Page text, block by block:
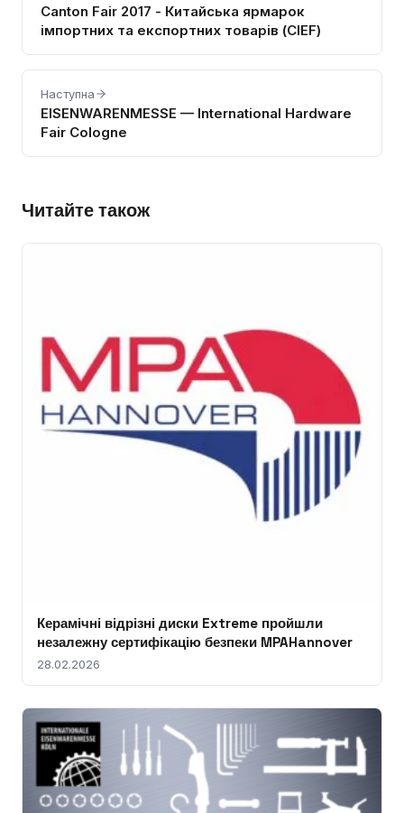
Canton Fair 2017 - Китайська ярмарок
імпортних та експортних товарів (CIEF)
Наступна
EISENWARENMESSE — International Hardware
Fair Cologne
Читайте також
Керамічні відрізні диски Extreme пройшли
незалежну сертифікацію безпеки MPAHannover
28.02.2026